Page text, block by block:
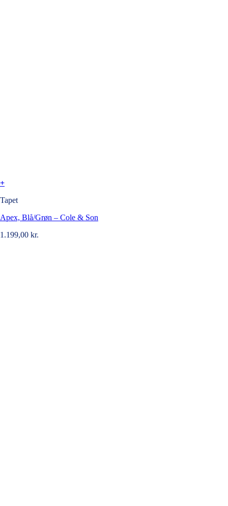
+
Tapet
Apex, Blå/Grøn – Cole & Son
1.199,00 kr.